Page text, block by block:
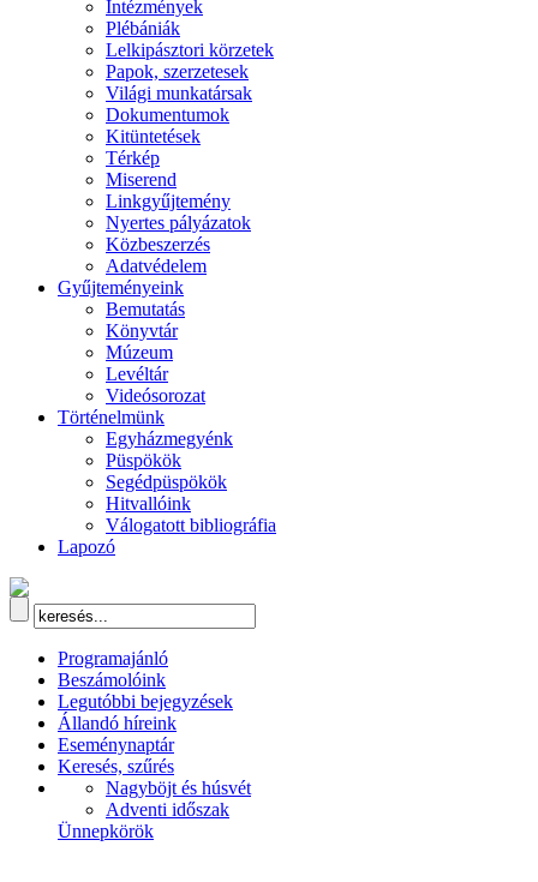
Intézmények
Plébániák
Lelkipásztori körzetek
Papok, szerzetesek
Világi munkatársak
Dokumentumok
Kitüntetések
Térkép
Miserend
Linkgyűjtemény
Nyertes pályázatok
Közbeszerzés
Adatvédelem
Gyűjteményeink
Bemutatás
Könyvtár
Múzeum
Levéltár
Videósorozat
Történelmünk
Egyházmegyénk
Püspökök
Segédpüspökök
Hitvallóink
Válogatott bibliográfia
Lapozó
Programajánló
Beszámolóink
Legutóbbi bejegyzések
Állandó híreink
Eseménynaptár
Keresés, szűrés
Nagyböjt és húsvét
Adventi időszak
Ünnepkörök